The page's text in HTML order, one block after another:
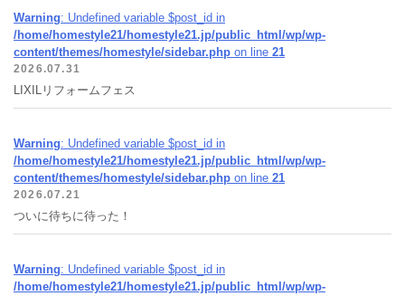
Warning: Undefined variable $post_id in
/home/homestyle21/homestyle21.jp/public_html/wp/wp-
content/themes/homestyle/sidebar.php on line 21
2026.07.31
LIXILリフォームフェス
Warning: Undefined variable $post_id in
/home/homestyle21/homestyle21.jp/public_html/wp/wp-
content/themes/homestyle/sidebar.php on line 21
2026.07.21
ついに待ちに待った！
Warning: Undefined variable $post_id in
/home/homestyle21/homestyle21.jp/public_html/wp/wp-